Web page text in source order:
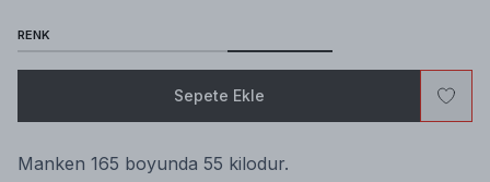
RENK
Sepete Ekle
Manken 165 boyunda 55 kilodur.